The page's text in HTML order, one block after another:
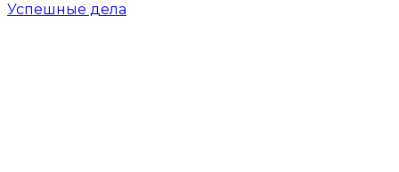
Успешные дела